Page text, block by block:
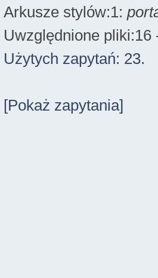
Arkusze stylów:1:
Uwzględnione pliki:16
Użytych zapytań: 23.
[Pokaż zapytania]